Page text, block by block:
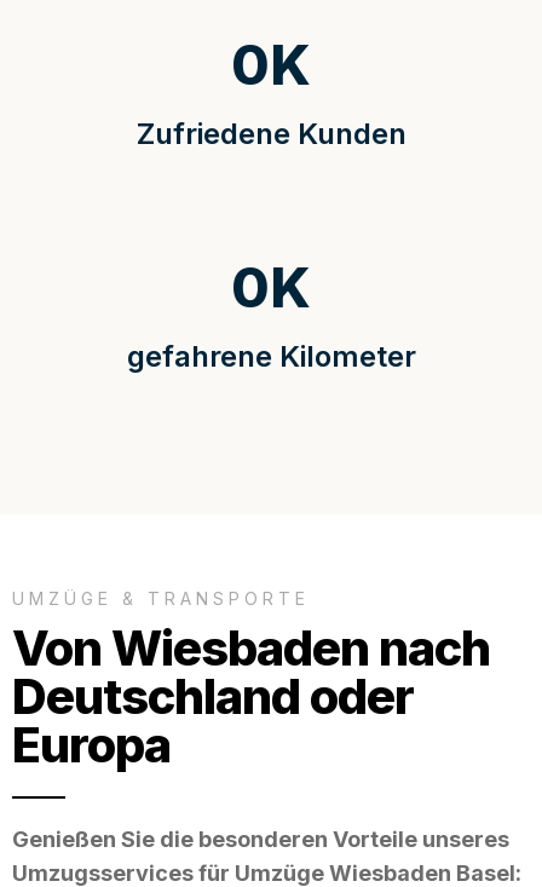
Zufriedene Kunden
0K
gefahrene Kilometer
0K
UMZÜGE & TRANSPORTE
Von Wiesbaden nach
Deutschland oder
Europa
Genießen Sie die besonderen Vorteile unseres
Umzugsservices für Umzüge Wiesbaden Basel: